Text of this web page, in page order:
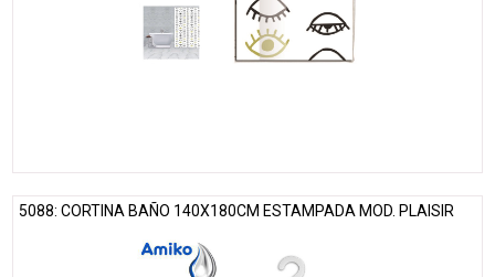
5088: CORTINA BAÑO 140X180CM ESTAMPADA MOD. PLAISIR